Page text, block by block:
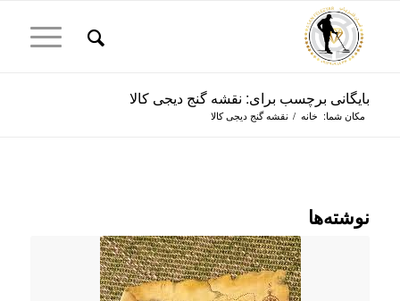
بایگانی برچسب برای: نقشه گنج دیجی کالا
مکان شما: خانه / نقشه گنج دیجی کالا
نوشته‌ها